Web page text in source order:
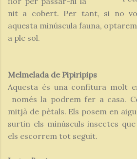
nit a cobert. Per tant, si no
aquesta minúscula fauna,
a ple sol.
Melmelada de Pipiripips
Aquesta és una confitura molt
només la podrem fer a casa.
mitjà de pètals. Els posem en
surtin els minúsculs insectes
els escorrem tot seguit.